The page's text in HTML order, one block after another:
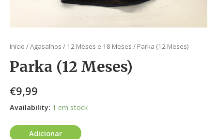
Início /Agasalhos / 12 Meses e 18 Meses / Parka (12 Meses)
Parka (12 Meses)
€9,99
Availability: 1 em stock
Adicionar